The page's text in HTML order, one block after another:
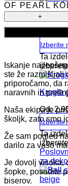
Krogla
Izberite
Ta
Krogla
Od:
Izberite
Ta
za
OF PEARL
Iskanje
ste že razmišljali
priporočamo, da
naravnih in
Naša ekipa je
školjk, zato smo
Že sam pogled
darilo za vašo
Je dovolj visoka,
šopke, posadite
biserov.